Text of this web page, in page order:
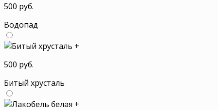
500 руб.
Водопад
+
500 руб.
Битый хрусталь
+